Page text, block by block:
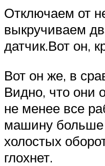
Отключаем от
выкручиваем
датчик.Вот он,
Вот он же, в
Видно, что они
не менее все
машину больше
холостых
глохнет.